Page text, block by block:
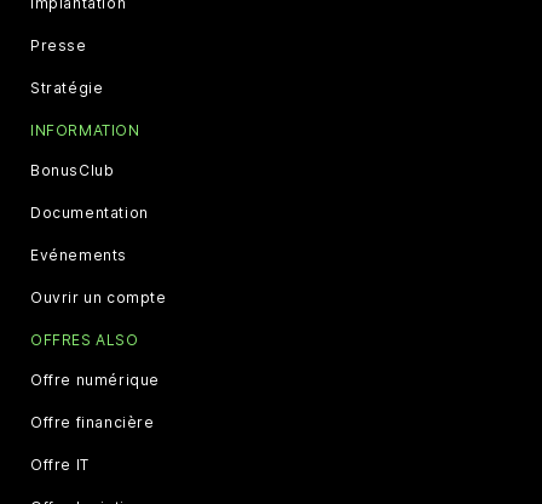
Presse
Stratégie
INFORMATION
BonusClub
Documentation
Evénements
Ouvrir un compte
OFFRES ALSO
Offre numérique
Offre financière
Offre IT